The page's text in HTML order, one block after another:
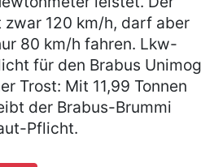
120 km/h, darf aber
80 km/h fahren. Lkw-
für den Brabus Unimog
Trost: Mit 11,99 Tonnen
der Brabus-Brummi
Pflicht.